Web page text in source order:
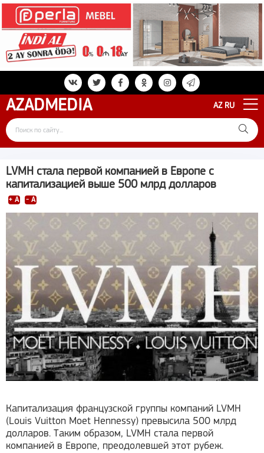
AZADMEDIA AZ RU
LVMH стала первой компанией в Европе с
капитализацией выше 500 млрд долларов
+ A - A
Капитализация французской группы компаний LVMH
(Louis Vuitton Moet Hennessy) превысила 500 млрд
долларов. Таким образом, LVMH стала первой
компанией в Европе, преодолевшей этот рубеж.